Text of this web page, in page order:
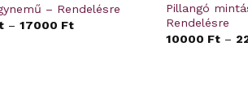
– Rendelésre
–17000 Ft
Pillangó
Rendelésre
10000 Ft –